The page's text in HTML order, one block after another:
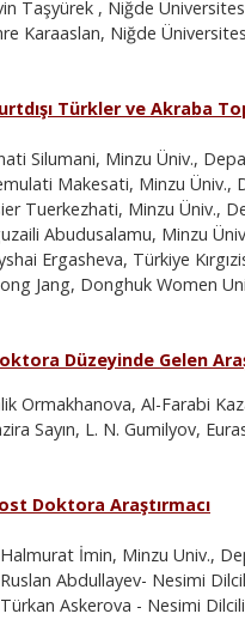
Taşyürek , Niğde
Karaaslan, Niğde
Türkler ve Akraba
Silumani, Minzu Üniv.,
Makesati, Minzu
Tuerkezhati, Minzu Üniv.,
Abudusalamu, Minzu
Ergasheva, Türkiye
Jang, Donghuk Women
Düzeyinde Gelen
Ormakhanova, Al-Farabi
Sayın, L. N. Gumilyov,
Doktora Araştırmacı
İmin, Minzu Univ.,
Abdullayev- Nesimi
Askerova - Nesimi